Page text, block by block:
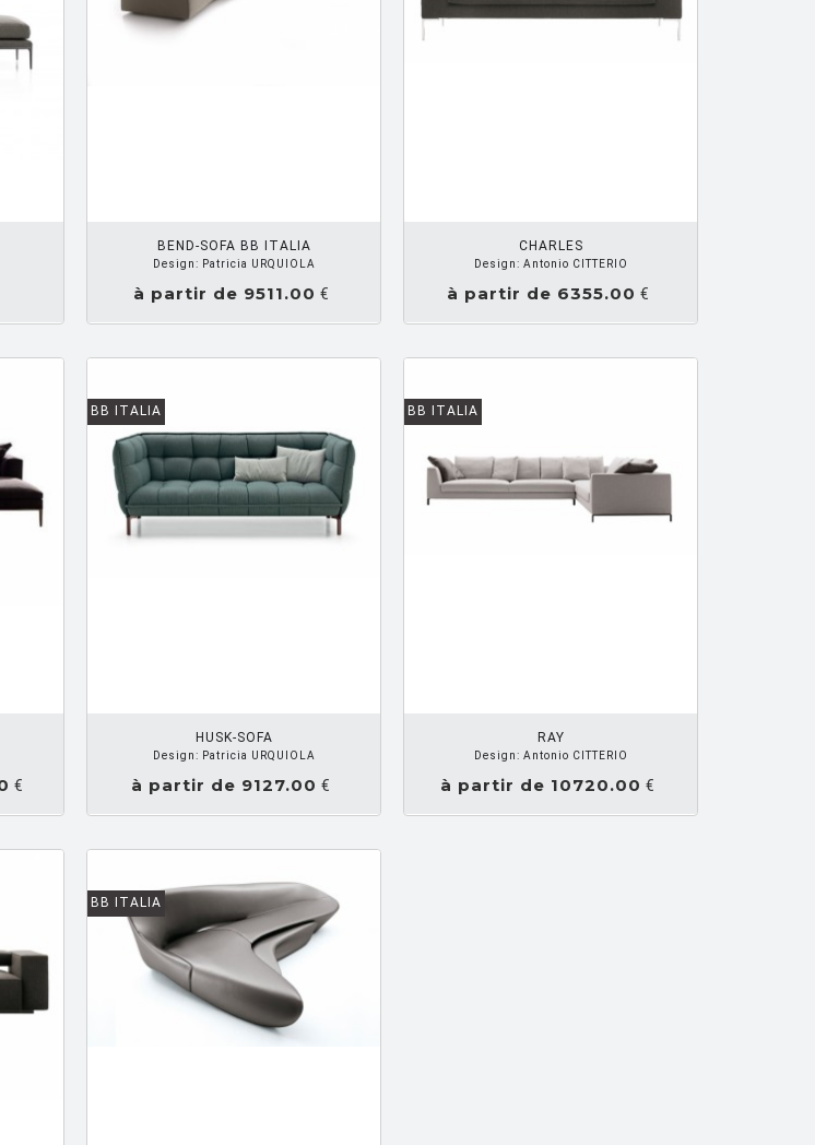
BEND-SOFA BB ITALIA
Design: Patricia URQUIOLA
à partir de 9511.00 €
CHARLES
Design: Antonio CITTERIO
à partir de 6355.00 €
€
BB ITALIA
HUSK-SOFA
Design: Patricia URQUIOLA
à partir de 9127.00 €
BB ITALIA
RAY
Design: Antonio CITTERIO
à partir de 10720.00 €
BB ITALIA